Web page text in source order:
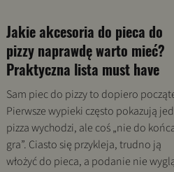
Jakie akcesoria do pieca do
pizzy naprawdę warto mieć?
Praktyczna lista must have
Sam piec do pizzy to dopiero
Pierwsze wypieki często pokazują
pizza wychodzi, ale coś „nie do
gra”. Ciasto się przykleja, trudno ją
włożyć do pieca, a podanie nie